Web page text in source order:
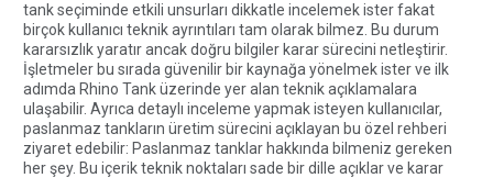
tank seçiminde etkili unsurları dikkatle incelemek ister fakat
birçok kullanıcı teknik ayrıntıları tam olarak bilmez. Bu durum
kararsızlık yaratır ancak doğru bilgiler karar sürecini netleştirir.
İşletmeler bu sırada güvenilir bir kaynağa yönelmek ister ve ilk
adımda Rhino Tanküzerinde yer alan teknik açıklamalara
ulaşabilir. Ayrıca detaylı inceleme yapmak isteyen kullanıcılar,
paslanmaz tankların üretim sürecini açıklayan bu özel rehberi
ziyaret edebilir: Paslanmaz tanklar hakkında bilmeniz gereken
her şey. Bu içerik teknik noktaları sade bir dille açıklar ve karar